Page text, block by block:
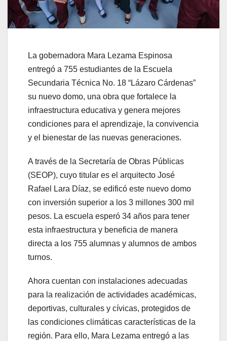
La gobernadora Mara Lezama Espinosa
entregó a 755 estudiantes de la Escuela
Secundaria Técnica No. 18 “Lázaro Cárdenas”
su nuevo domo, una obra que fortalece la
infraestructura educativa y genera mejores
condiciones para el aprendizaje, la convivencia
y el bienestar de las nuevas generaciones.
A través de la Secretaría de Obras Públicas
(SEOP), cuyo titular es el arquitecto José
Rafael Lara Díaz, se edificó este nuevo domo
con inversión superior a los 3 millones 300 mil
pesos. La escuela esperó 34 años para tener
esta infraestructura y beneficia de manera
directa a los 755 alumnas y alumnos de ambos
turnos.
Ahora cuentan con instalaciones adecuadas
para la realización de actividades académicas,
deportivas, culturales y cívicas, protegidos de
las condiciones climáticas características de la
región. Para ello, Mara Lezama entregó a las